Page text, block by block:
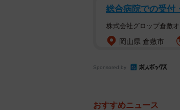
総合病院での受付
株式会社グロップ倉敷
岡山県 倉敷市
Sponsored by
おすすめニュース